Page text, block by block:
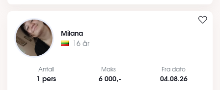
Milana
16 år
Antall
1 pers
Maks
6 000,-
Fra dato
04.08.26